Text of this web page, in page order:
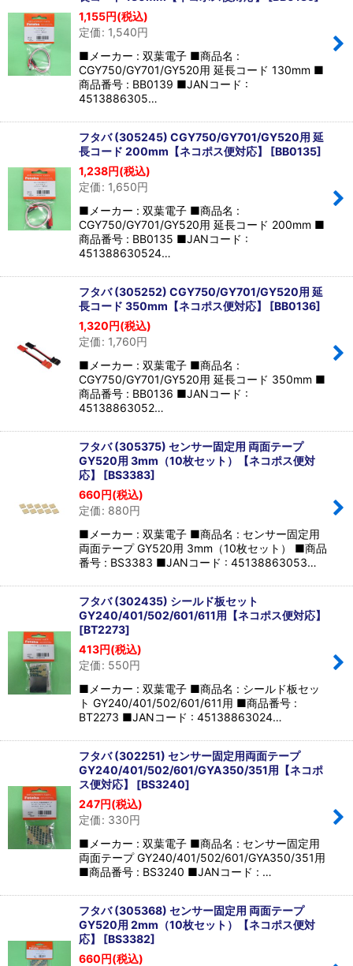
1,155円(税込)
定価: 1,540円
■メーカー : 双葉電子 ■商品名 :
CGY750/GY701/GY520用 延長コード 130mm ■
商品番号 : BB0139 ■JANコード :
4513886305…
フタバ (305245) CGY750/GY701/GY520用 延
長コード 200mm【ネコポス便対応】 [BB0135]
1,238円(税込)
定価: 1,650円
■メーカー : 双葉電子 ■商品名 :
CGY750/GY701/GY520用 延長コード 200mm ■
商品番号 : BB0135 ■JANコード :
451388630524…
フタバ (305252) CGY750/GY701/GY520用 延
長コード 350mm【ネコポス便対応】 [BB0136]
1,320円(税込)
定価: 1,760円
■メーカー : 双葉電子 ■商品名 :
CGY750/GY701/GY520用 延長コード 350mm ■
商品番号 : BB0136 ■JANコード :
45138863052…
フタバ (305375) センサー固定用 両面テープ
GY520用 3mm（10枚セット）【ネコポス便対
応】 [BS3383]
660円(税込)
定価: 880円
■メーカー : 双葉電子 ■商品名 : センサー固定用
両面テープ GY520用 3mm（10枚セット） ■商品
番号 : BS3383 ■JANコード : 45138863053…
フタバ (302435) シールド板セット
GY240/401/502/601/611用【ネコポス便対応】
[BT2273]
413円(税込)
定価: 550円
■メーカー : 双葉電子 ■商品名 : シールド板セッ
ト GY240/401/502/601/611用 ■商品番号 :
BT2273 ■JANコード : 45138863024…
フタバ (302251) センサー固定用両面テープ
GY240/401/502/601/GYA350/351用【ネコポ
ス便対応】 [BS3240]
247円(税込)
定価: 330円
■メーカー : 双葉電子 ■商品名 : センサー固定用
両面テープ GY240/401/502/601/GYA350/351用
■商品番号 : BS3240 ■JANコード : …
フタバ (305368) センサー固定用 両面テープ
GY520用 2mm（10枚セット）【ネコポス便対
応】 [BS3382]
660円(税込)